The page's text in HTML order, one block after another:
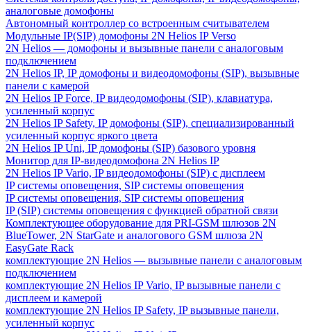
аналоговые домофоны
Автономный контроллер со встроенным считывателем
Модульные IP(SIP) домофоны 2N Helios IP Verso
2N Helios — домофоны и вызывные панели с аналоговым
подключением
2N Helios IP, IP домофоны и видеодомофоны (SIP), вызывные
панели с камерой
2N Helios IP Force, IP видеодомофоны (SIP), клавиатура,
усиленный корпус
2N Helios IP Safety, IP домофоны (SIP), специализированный
усиленный корпус яркого цвета
2N Helios IP Uni, IP домофоны (SIP) базового уровня
Монитор для IP-видеодомофона 2N Helios IP
2N Helios IP Vario, IP видеодомофоны (SIP) с дисплеем
IP системы оповещения, SIP системы оповещения
IP системы оповещения, SIP системы оповещения
IP (SIP) системы оповещения с функцией обратной связи
Комплектующее оборудование для PRI-GSM шлюзов 2N
BlueTower, 2N StarGate и аналогового GSM шлюза 2N
EasyGate Rack
комплектующие 2N Helios — вызывные панели с аналоговым
подключением
комплектующие 2N Helios IP Vario, IP вызывные панели с
дисплеем и камерой
комплектующие 2N Helios IP Safety, IP вызывные панели,
усиленный корпус